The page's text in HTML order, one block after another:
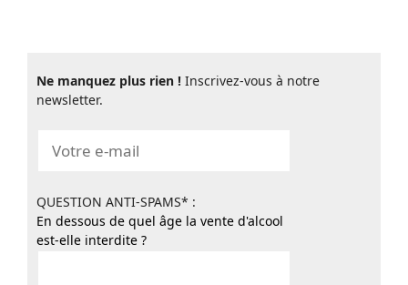
Ne manquez plus rien ! Inscrivez-vous à notre
newsletter.
QUESTION ANTI-SPAMS* :
En dessous de quel âge la vente d'alcool
est-elle interdite ?